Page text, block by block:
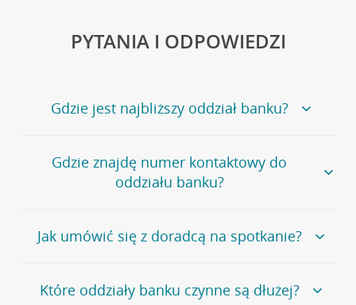
PYTANIA I ODPOWIEDZI
Gdzie jest najbliższy oddział banku?
Jeśli szukasz oddziału naszego banku, zapraszamy na
stronęPlacówki i bankomaty, na której znajduje się
wygodna wyszukiwarka.
oddziałów
Gdzie znajdę numer kontaktowy do
oddziału banku?
Bank Credit Agricole nie udostępnia ogólnego numeru
telefonu do placówki bankowej.
umówienia się z doradcą w placówce bankowej .
Jak umówić się z doradcą na spotkanie?
Jeśli jesteś już naszym
klientemmożeszsamodzielnieumówić się na spotkanie z
Które oddziały banku czynne są dłużej?